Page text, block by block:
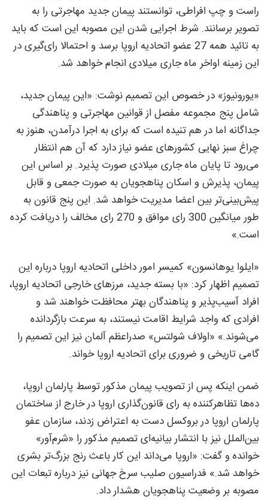
راست و چپ افراطی، توانستند پیمان جدید مهاجرتی را به
تصویر برسانند. شرط اجرایی شدن این مصوبه این است که باید
به تائید همه 27 عضو اتحادیه اروپا برسد و احتمالا رای‌گیری در
این زمینه اواخر ماه جاری میلادی انجام خواهد شد.
«یورونیوز» در خصوص این تصمیم نوشت: «این پیمان جدید،
شامل پنج مجموعه مفصل از قوانین مهاجرتی و پناهندگی
جداگانه اما در هم تنیده است که برای به اجرا درآمدن، هنوز به
چراغ سبز نهایی کشورهای عضو نیاز دارد که آن هم انتظار
می‌رود تا پایان ماه جاری میلادی صورت پذیرد. بر اساس این
پیمان، پذیرش و اسکان پناهجویان به صورت جمعی و قابل
پیش‌بینی‌تر بین اعضا مدیریت خواهد شد. این پنج قانون به
طور میانگین 300 رای موافق و 270 رای مخالف را دریافت کرده
است.»
«ایلوا یوهانسون» کمیسر امور داخلی اتحادیه اروپا درباره این
تصمیم اظهار کرد: «با بسته جدید، مرزهای خارجی اتحادیه اروپا،
افراد آسیب‌پذیر و پناهندگان بهتر محافظت خواهند شد و
افرادی که واجد شرایط اقامت نیستند، به سرعت بازگردانده
می‌شوند.» «اولاف شولتس» صدراعظم آلمان نیز این تصمیم را
گامی تاریخی و ضروری برای اتحادیه اروپا خواند.
ضمن اینکه پس از تصویب پیمان مذکور توسط پارلمان اروپا،
ده‌ها تظاهرکننده به رای قانون‌گذاری اروپا در خارج از ساختمان
پارلمان اروپا در بروکسل دست به اعتراض زدند، سازمان عفو
بین‌الملل نیز با انتشار بیانیه‌ای تصمیم مذکور را «شرم‌آور»
خوانده و گفت: «اروپا می‌داند این کار باعث رنج بزرگ‌تر بشری
خواهد شد.» فدراسیون صلیب سرخ جهانی نیز درباره تبعات این
مصوبه بر وضعیت پناهجویان هشدار داد.